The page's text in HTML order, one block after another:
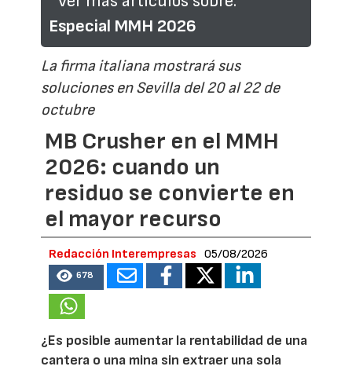
Especial MMH 2026
La firma italiana mostrará sus
soluciones en Sevilla del 20 al 22 de
octubre
MB Crusher en el MMH
2026: cuando un
residuo se convierte en
el mayor recurso
Redacción Interempresas 05/08/2026
678
¿Es posible aumentar la rentabilidad de una
cantera o una mina sin extraer una sola